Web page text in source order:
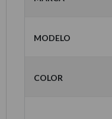
Modelo
Color